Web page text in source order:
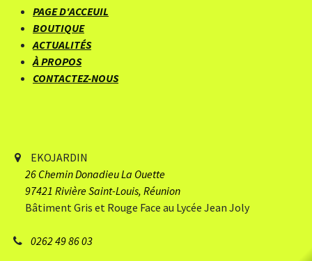
PAGE D'ACCEUIL
BOUTIQUE
ACTUALITÉS
À PROPOS
CONTACTEZ-NOUS
EKOJARDIN
26 Chemin Donadieu​ La Ouette
97421 Rivière Saint-Louis, Réunion
Bâtiment Gris et Rouge Face au Lycée Jean Joly
0262 49 86 03